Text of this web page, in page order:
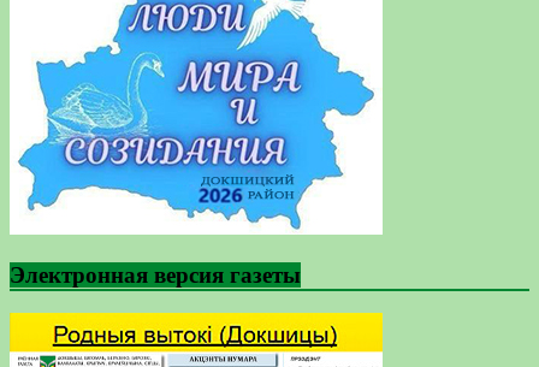
Электронная версия газеты